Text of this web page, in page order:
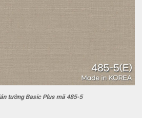
tường Basic Plus mã 485-5